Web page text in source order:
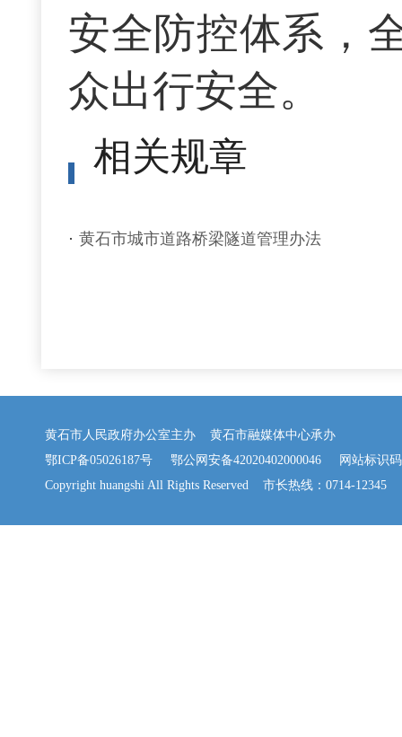
安全防控体系，
众出行安全。
相关规章
黄石市城市道路桥梁隧道管理办法
黄石市人民政府办公室主办 黄石市融媒体中心承办
鄂ICP备05026187号
鄂公网安备42020402000046 网站标识码
Copyright huangshi All Rights Reserved 市长热线：0714-12345